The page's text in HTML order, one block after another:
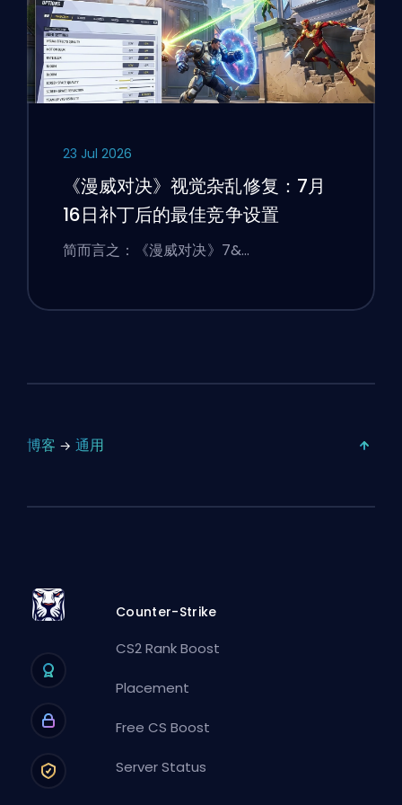
23 Jul 2026
《漫威对决》视觉杂乱修复：7月
16日补丁后的最佳竞争设置
简而言之：《漫威对决》7&…
博客 通用
Counter-Strike
CS2 Rank Boost
Placement
Free CS Boost
Server Status